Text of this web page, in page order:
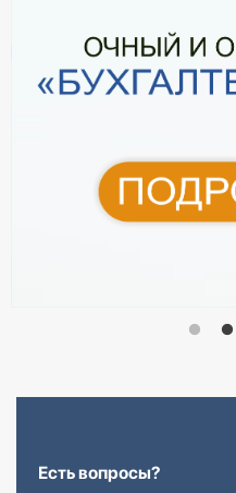
Есть вопросы?